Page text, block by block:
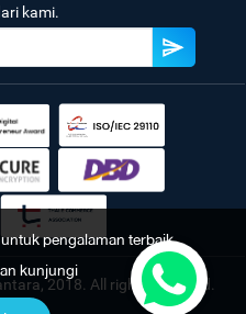
kami.
2018. All rights reserved.
pengalaman terbaik
kunjungi